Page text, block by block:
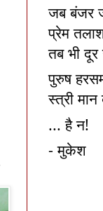
जब बंजर
प्रेम
तब भी दूर
पुरुष
स्त्री
... है न!
- मुकेश